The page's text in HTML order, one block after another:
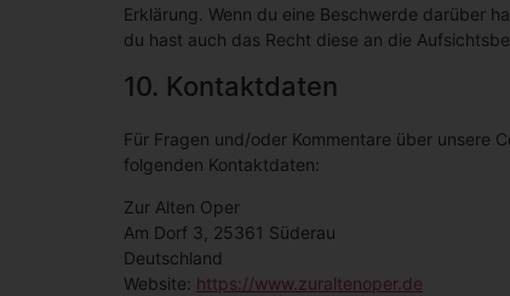
Erklärung. Wenn du eine Beschwerde darüber
du hast auch das Recht diese an die
10. Kontaktdaten
Für Fragen und/oder Kommentare über unsere
folgenden Kontaktdaten:
Zur Alten Oper
Am Dorf 3, 25361 Süderau
Deutschland
Website: https://www.zuraltenoper.de